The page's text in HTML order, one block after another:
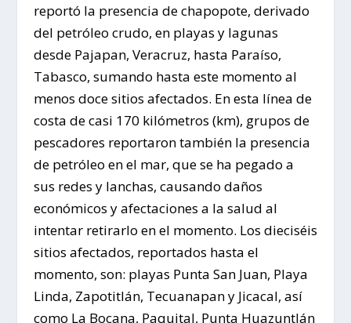
reportó la presencia de chapopote, derivado
del petróleo crudo, en playas y lagunas
desde Pajapan, Veracruz, hasta Paraíso,
Tabasco, sumando hasta este momento al
menos doce sitios afectados. En esta línea de
costa de casi 170 kilómetros (km), grupos de
pescadores reportaron también la presencia
de petróleo en el mar, que se ha pegado a
sus redes y lanchas, causando daños
económicos y afectaciones a la salud al
intentar retirarlo en el momento. Los dieciséis
sitios afectados, reportados hasta el
momento, son: playas Punta San Juan, Playa
Linda, Zapotitlán, Tecuanapan y Jicacal, así
como La Bocana, Paquital, Punta Huazuntlán